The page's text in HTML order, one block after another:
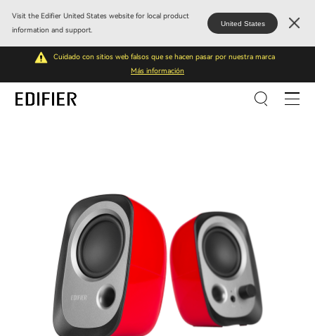
Visit the Edifier United States website for local product
information and support.
United States
Cuidado con sitios web falsos que se hacen pasar por nuestra marca
Más información